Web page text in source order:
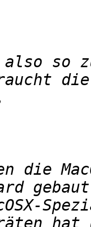
so
die
die